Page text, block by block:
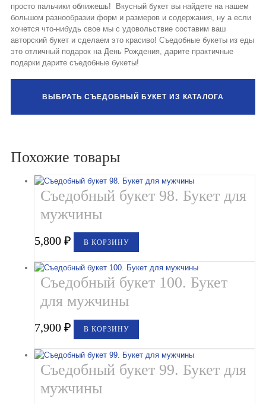
просто пальчики оближешь! Вкусный букет вы найдете на нашем
большом разнообразии форм и размеров и содержания, ну а если
хочется что-нибудь свое мы с удовольствие составим ваш
авторский букет и сделаем это красиво! Съедобные букеты из еды
это отличный подарок на День Рождения, дарите практичные
подарки дарите съедобные букеты!
ВЫБРАТЬ СЪЕДОБНЫЙ БУКЕТ ИЗ КАТАЛОГА
Похожие товары
Съедобный букет 98. Букет для
мужчины
5,800₽ В КОРЗИНУ
Съедобный букет 100. Букет
для мужчины
7,900₽ В КОРЗИНУ
Съедобный букет 99. Букет для
мужчины